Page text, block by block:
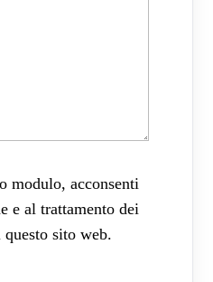
modulo, acconsenti
e al trattamento dei
sito web.